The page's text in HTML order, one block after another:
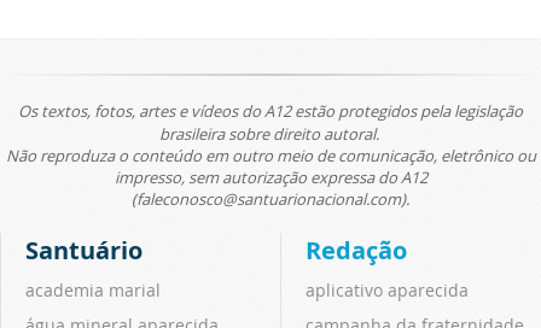
Os textos, fotos, artes e vídeos do A12 estão protegidos pela legislação
brasileira sobre direito autoral.
Não reproduza o conteúdo em outro meio de comunicação, eletrônico ou
impresso, sem autorização expressa do A12
(faleconosco@santuarionacional.com).
Santuário
academia marial
Redação
aplicativo aparecida